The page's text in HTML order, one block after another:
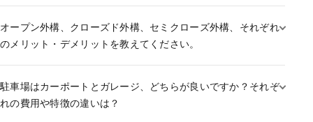
オープン外構、クローズド外構、セミクローズ外構、それぞれ
のメリット・デメリットを教えてください。
駐車場はカーポートとガレージ、どちらが良いですか？それぞ
れの費用や特徴の違いは？